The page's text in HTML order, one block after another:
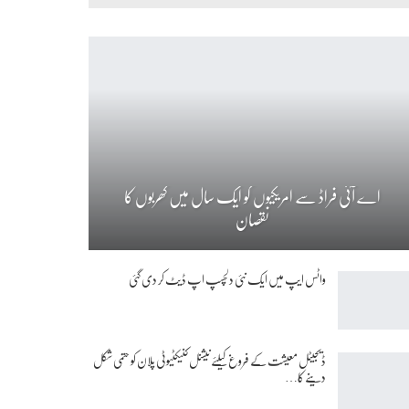
اے آئی فراڈ سے امریکیوں کو ایک سال میں کھربوں کا
نقصان
واٹس ایپ میں ایک نئی دلچسپ اپ ڈیٹ کر دی گئی
ڈیجیٹل معیشت کے فروغ کیلئے نیشنل کنیکٹیوٹی پلان کو حتمی شکل
دینے کا…